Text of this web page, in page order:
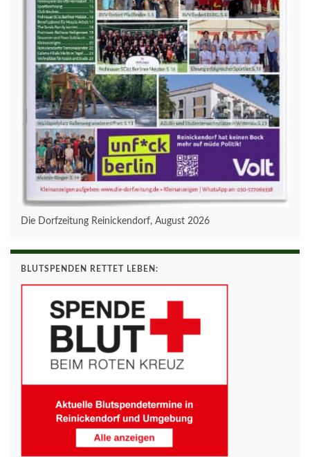
Die Dorfzeitung Reinickendorf, August 2026
BLUTSPENDEN RETTET LEBEN: